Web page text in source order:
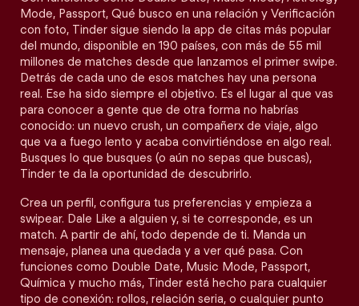
Mode, Passport, Qué busco en una relación y Verificación
con foto, Tinder sigue siendo la app de citas más popular
del mundo, disponible en 190 países, con más de 55 mil
millones de matches desde que lanzamos el primer swipe.
Detrás de cada uno de esos matches hay una persona
real. Ese ha sido siempre el objetivo. Es el lugar al que vas
para conocer a gente que de otra forma no habrías
conocido: un nuevo crush, un compañerx de viaje, algo
que va a fuego lento y acaba convirtiéndose en algo real.
Busques lo que busques (o aún no sepas que buscas),
Tinder te da la oportunidad de descubrirlo.
Crea un perfil, configura tus preferencias y empieza a
swipear. Dale Like a alguien y, si te corresponde, es un
match. A partir de ahí, todo depende de ti. Manda un
mensaje, planea una quedada y a ver qué pasa. Con
funciones como Double Date, Music Mode, Passport,
Química y mucho más, Tinder está hecho para cualquier
tipo de conexión: rollos, relación seria, o cualquier punto